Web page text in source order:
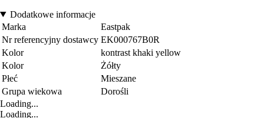
Dodatkowe informacje
Marka
Eastpak
Nr referencyjny dostawcy EK000767B0R
Kolor
kontrast khaki yellow
Kolor
Żółty
Płeć
Mieszane
Grupa wiekowa
Dorośli
Loading...
Loading...